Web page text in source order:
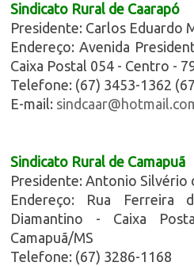
Sindicato Rural de Caarapó
Presidente: Carlos Eduardo
Endereço: Avenida
Caixa Postal 054 - Centro -
Telefone: (67) 3453-1362
E-mail:
Sindicato Rural de Camapuã
Presidente: Antonio Silvério
Endereço: Rua Ferreira
Diamantino - Caixa
Camapuã/MS
Telefone: (67) 3286-1168